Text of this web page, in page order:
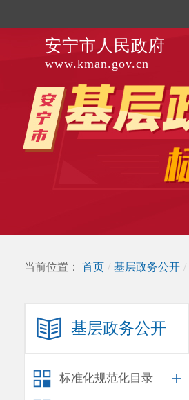
安宁市人民政府
www.kman.gov.cn
当前位置： 首页 / 基层政务公开 /
基层政务公开
标准化规范化目录